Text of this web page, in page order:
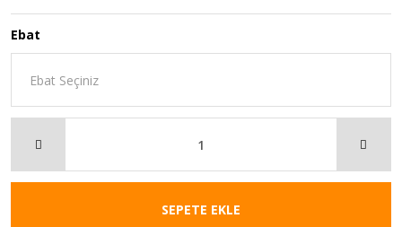
Ebat
SEPETE EKLE